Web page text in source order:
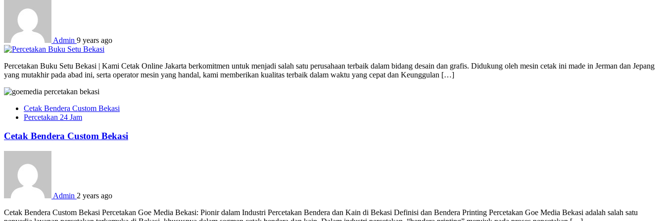
Admin 9 years ago
Percetakan Buku Setu Bekasi | Kami Cetak Online Jakarta berkomitmen untuk menjadi salah satu perusahaan terbaik dalam bidang desain dan grafis. Didukung oleh mesin cetak ini made in Jerman dan Jepang
yang mutakhir pada abad ini, serta operator mesin yang handal, kami memberikan kualitas terbaik dalam waktu yang cepat dan Keunggulan […]
Cetak Bendera Custom Bekasi
Percetakan 24 Jam
Cetak Bendera Custom Bekasi
Admin 2 years ago
Cetak Bendera Custom Bekasi Percetakan Goe Media Bekasi: Pionir dalam Industri Percetakan Bendera dan Kain di Bekasi Definisi dan Bendera Printing Percetakan Goe Media Bekasi adalah salah satu